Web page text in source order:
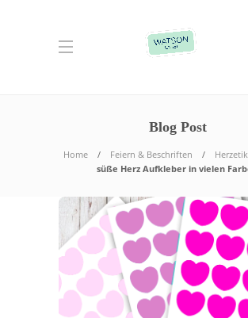
Blog Post
Home Feiern & Beschriften
süße Herz Aufkleber in vielen